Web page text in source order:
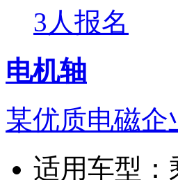
3人报名
电机轴
某优质电磁企
适用车型：